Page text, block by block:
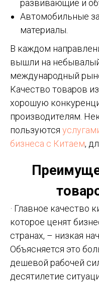
развивающие и
Автомобильные
материалы.
В каждом
вышли на
международный
Качество товаров
хорошую
производителям.
пользуются
бизнеса с Китаем,
· Главное качество
которое ценят
странах, – низкая
Объясняется это
дешевой рабочей
десятилетие